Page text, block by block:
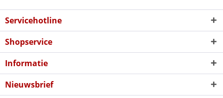
Servicehotline
Shopservice
Informatie
Nieuwsbrief